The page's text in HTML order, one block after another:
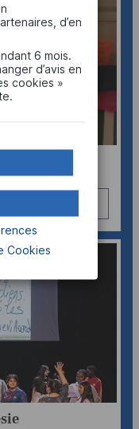
d’en
6 mois.
d’avis en
cookies »
Cookies